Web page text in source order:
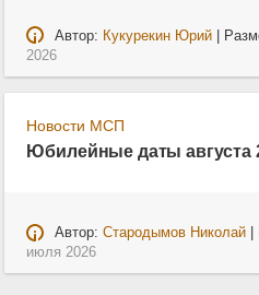
Автор: Кукурекин Юрий|
2026
Новости МСП
Юбилейные даты августа
Автор: Стародымов Николай|
июля 2026